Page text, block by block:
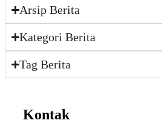
Arsip Berita
Kategori Berita
Tag Berita
Kontak